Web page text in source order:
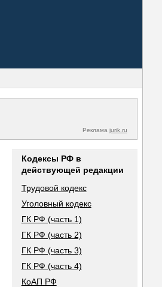
Реклама jurik.ru
Кодексы РФ в
действующей редакции
Трудовой кодекс
Уголовный кодекс
ГК РФ (часть 1)
ГК РФ (часть 2)
ГК РФ (часть 3)
ГК РФ (часть 4)
КоАП РФ